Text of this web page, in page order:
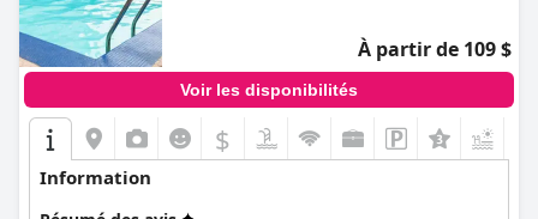
À partir de 109 $
Voir les disponibilités
$
Information